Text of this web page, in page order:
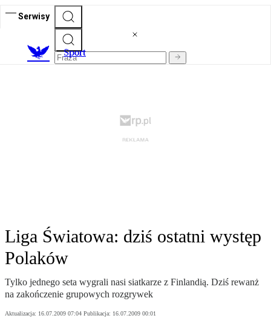
Serwisy
Sport
Liga Światowa: dziś ostatni występ
Polaków
Tylko jednego seta wygrali nasi siatkarze z Finlandią. Dziś rewanż
na zakończenie grupowych rozgrywek
Aktualizacja: 16.07.2009 07:04 Publikacja: 16.07.2009 00:01